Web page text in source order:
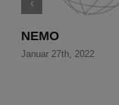
NEMO
Januar 27th, 2022